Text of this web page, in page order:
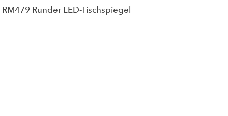
RM479 Runder LED-Tischspiegel